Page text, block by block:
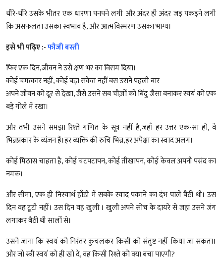
धीरे-धीरे उसके भीतर एक धारणा पनपने लगी और अंदर ही अंदर जड़ पकड़ने लगी
कि असफलता उसका स्वभाव है, और आत्मविस्मरण उसका भाग्य।
इसे भी पढ़िए :-फौजी बस्ती
फिर एक दिन,जीवन ने उसे क्षण भर का विराम दिया।
कोई चमत्कार नहीं, कोई बड़ा संकेत नहीं बस उसने पहली बार
अपने जीवन को दूर से देखा, जैसे उसने सब चीज़ों को बिंदु जैसा बनाकर स्वयं को एक
बड़े गोले में रखा।
और तभी उसने समझा रिश्ते गणित के सूत्र नहीं हैं,जहाँ हर उत्तर एक-सा हो, वे
भिन्नप्रकार के व्यंजन हैं।हर व्यक्ति की रुचि भिन्न,हर अपेक्षा का स्वाद अलग।
कोई मिठास चाहता है, कोई चटपटापन, कोई तीखापन, कोई केवल अपनी पसंद का
नमक।
और सीमा, एक ही निस्वार्थ हाँडी में सबके स्वाद पकाने का दंभ पाले बैठी थी। उस
दिन वह टूटी नहीं। उस दिन वह खुली । खुली अपने सोच के दायरे से जहां उसने जंग
लगाकर बैठी थी सालों से।
उसने जाना कि स्वयं को निरंतर कुचलकर किसी को संतुष्ट नहीं किया जा सकता।
और जो स्त्री स्वयं को ही खो दे, वह किसी रिश्ते को क्या बचा पाएगी?